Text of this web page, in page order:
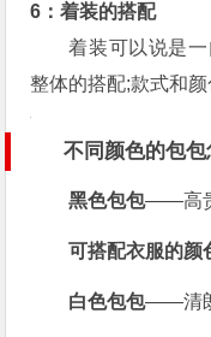
6：着装的搭配
着装可以说是
整体的搭配;款式和
不同颜色的包
黑色包包——高
可搭配衣服的颜
白色包包——清